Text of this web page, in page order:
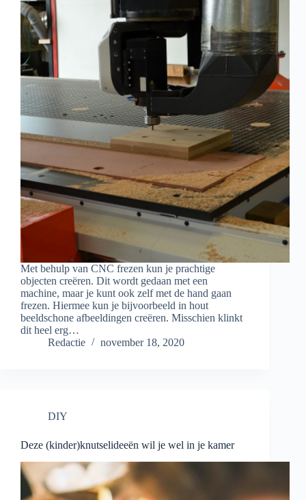
Met behulp van CNC frezen kun je prachtige
objecten creëren. Dit wordt gedaan met een
machine, maar je kunt ook zelf met de hand gaan
frezen. Hiermee kun je bijvoorbeeld in hout
beeldschone afbeeldingen creëren. Misschien klinkt
dit heel erg…
Redactie
november 18, 2020
DIY
Deze (kinder)knutselideeën wil je wel in je kamer